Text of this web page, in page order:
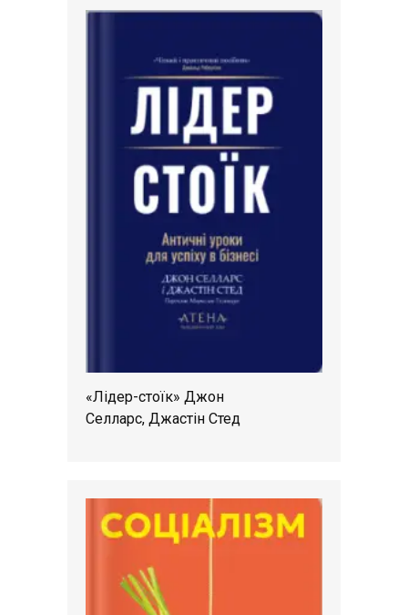
«Лідер-стоїк» Джон
Селларс, Джастін Стед